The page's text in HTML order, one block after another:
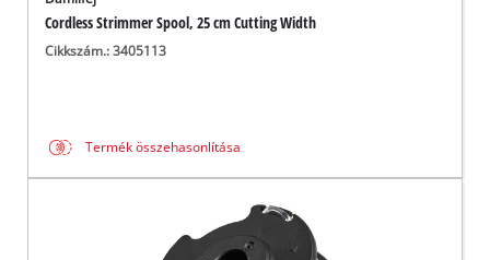
Cordless Strimmer Spool, 25 cm Cutting Width
Cikkszám.: 3405113
Termék összehasonlítása